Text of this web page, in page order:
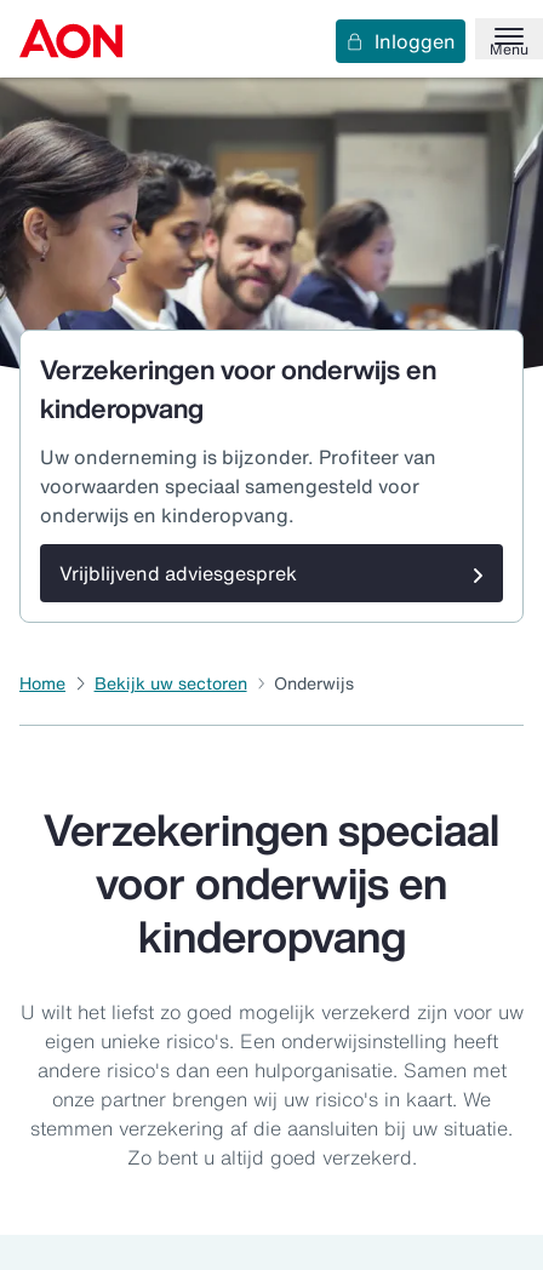
Menu
Inloggen
Verzekeringen voor onderwijs en
kinderopvang
Uw onderneming is bijzonder. Profiteer van
voorwaarden speciaal samengesteld voor
onderwijs en kinderopvang.
Vrijblijvend adviesgesprek
Home Bekijk uw sectoren Onderwijs
Verzekeringen speciaal
voor onderwijs en
kinderopvang
U wilt het liefst zo goed mogelijk verzekerd zijn voor uw
eigen unieke risico's. Een onderwijsinstelling heeft
andere risico's dan een hulporganisatie. Samen met
onze partner brengen wij uw risico's in kaart. We
stemmen verzekering af die aansluiten bij uw situatie.
Zo bent u altijd goed verzekerd.